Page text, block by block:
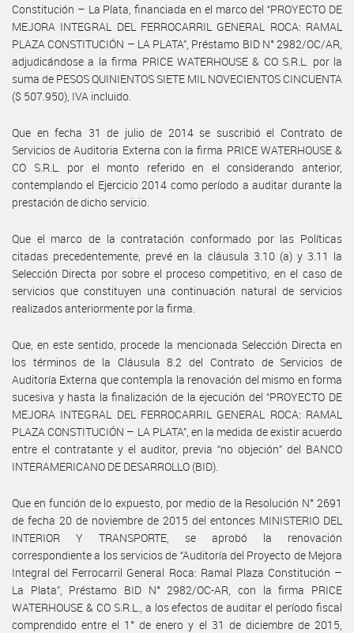
Constitución – La Plata, financiada en el marco del “PROYECTO DE
MEJORA INTEGRAL DEL FERROCARRIL GENERAL ROCA: RAMAL
PLAZA CONSTITUCIÓN – LA PLATA”, Préstamo BID N° 2982/OC/AR,
adjudicándose a la firma PRICE WATERHOUSE & CO S.R.L. por la
suma de PESOS QUINIENTOS SIETE MIL NOVECIENTOS CINCUENTA
($ 507.950), IVA incluido.
Que en fecha 31 de julio de 2014 se suscribió el Contrato de
Servicios de Auditoria Externa con la firma PRICE WATERHOUSE &
CO S.R.L. por el monto referido en el considerando anterior,
contemplando el Ejercicio 2014 como período a auditar durante la
prestación de dicho servicio.
Que el marco de la contratación conformado por las Políticas
citadas precedentemente, prevé en la cláusula 3.10 (a) y 3.11 la
Selección Directa por sobre el proceso competitivo, en el caso de
servicios que constituyen una continuación natural de servicios
realizados anteriormente por la firma.
Que, en este sentido, procede la mencionada Selección Directa en
los términos de la Cláusula 8.2 del Contrato de Servicios de
Auditoría Externa que contempla la renovación del mismo en forma
sucesiva y hasta la finalización de la ejecución del “PROYECTO DE
MEJORA INTEGRAL DEL FERROCARRIL GENERAL ROCA: RAMAL
PLAZA CONSTITUCIÓN – LA PLATA”, en la medida de existir acuerdo
entre el contratante y el auditor, previa “no objeción” del BANCO
INTERAMERICANO DE DESARROLLO (BID).
Que en función de lo expuesto, por medio de la Resolución N° 2691
de fecha 20 de noviembre de 2015 del entonces MINISTERIO DEL
INTERIOR Y TRANSPORTE, se aprobó la renovación
correspondiente a los servicios de “Auditoría del Proyecto de Mejora
Integral del Ferrocarril General Roca: Ramal Plaza Constitución –
La Plata”, Préstamo BID N° 2982/OC-AR, con la firma PRICE
WATERHOUSE & CO S.R.L., a los efectos de auditar el período fiscal
comprendido entre el 1° de enero y el 31 de diciembre de 2015,